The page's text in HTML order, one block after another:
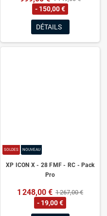
- 150,00 €
DÉTAILS
SOLDES NOUVEAU
XP ICON X - 28 FMF - RC - Pack
Pro
1 248,00 € 1 267,00 €
- 19,00 €